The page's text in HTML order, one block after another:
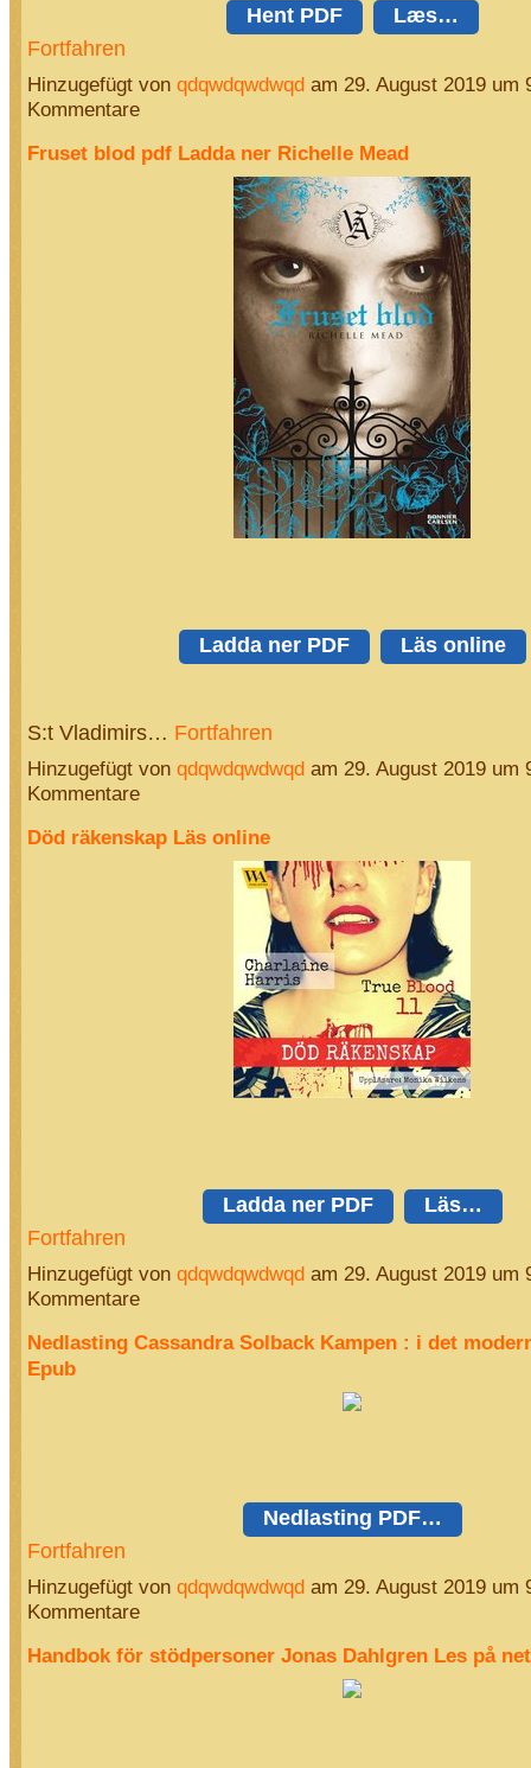
Hent PDF
Læs…
Fortfahren
Hinzugefügt von qdqwdqwdwqdam 29. August 2019 um
Kommentare
Fruset blod pdf Ladda ner Richelle Mead
Ladda ner PDF Läs online
S:t Vladimirs… Fortfahren
Hinzugefügt von qdqwdqwdwqdam 29. August 2019 um
Kommentare
Död räkenskap Läs online
Ladda ner PDF
Läs…
Fortfahren
Hinzugefügt von qdqwdqwdwqd am 29. August 2019
Kommentare
Nedlasting Cassandra Solback Kampen : i det
Epub
Nedlasting PDF…
Fortfahren
Hinzugefügt von qdqwdqwdwqd am 29. August 2019
Kommentare
Handbok för stödpersoner Jonas Dahlgren Les på